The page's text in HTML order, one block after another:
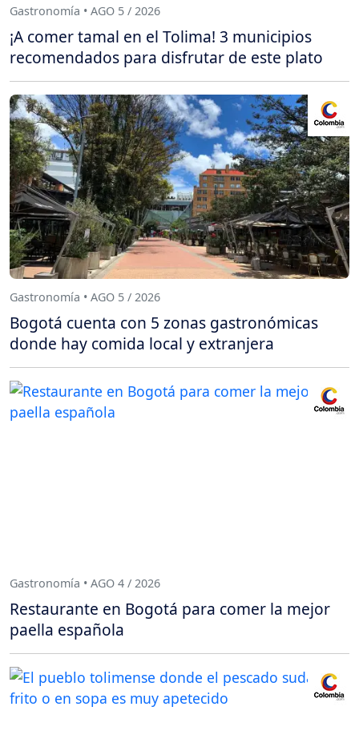
Gastronomía • AGO 5 / 2026
¡A comer tamal en el Tolima! 3 municipios
recomendados para disfrutar de este plato
Gastronomía • AGO 5 / 2026
Bogotá cuenta con 5 zonas gastronómicas
donde hay comida local y extranjera
Gastronomía • AGO 4 / 2026
Restaurante en Bogotá para comer la mejor
paella española